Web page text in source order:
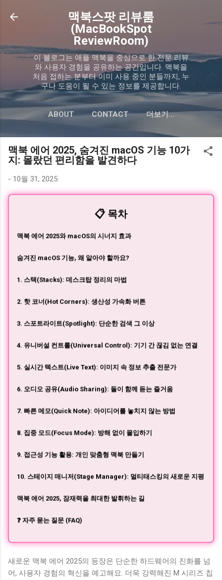
기본 콘텐츠로 건너뛰기
맥북스팟 리뷰룸
(MacBookSpot
ReviewRoom)
이 블로그는 애플 맥북을 중심으로 한 전문 리뷰
와 사용자 경험을 공유하는 공간입니다. 맥북을
처음 접하는 분부터 이미 사용 중인 분들까지, 누
구나 도움이 될 수 있는 정보를 제공합니다.
ABOUT CONTACT 더보기…
PRIVACY POLICY
맥북 에어 2025, 숨겨진 macOS 기능 10가
지: 몰랐던 편리함을 발견하다
- 10월 31, 2025
📋 목차
맥북 에어 2025와 macOS의 시너지 효과
숨겨진 macOS 기능, 왜 알아야 할까요?
1. 스택(Stacks): 데스크탑 정리의 마법
2. 핫 코너(Hot Corners): 생산성 가속화 버튼
3. 스포트라이트(Spotlight): 단순한 검색 그 이상
4. 유니버설 컨트롤(Universal Control): 기기 간 끊김 없는 연결
5. 실시간 텍스트(Live Text): 이미지 속 정보 추출 전문가
6. 오디오 공유(Audio Sharing): 둘이 함께 듣는 즐거움
7. 빠른 메모(Quick Note): 아이디어를 놓치지 않는 방법
8. 집중 모드(Focus Mode): 방해 없이 몰입하기
9. 접근성 기능 활용: 개인 맞춤형 맥북 만들기
10. 스테이지 매니저(Stage Manager): 멀티태스킹의 새로운 지평
맥북 에어 2025, 잠재력을 최대한 발휘하는 길
❓ 자주 묻는 질문 (FAQ)
새로운 맥북 에어 2025의 등장은 단순한 하드웨어의 진화를 넘
어, 사용자 경험의 혁신을 예고해요. 더욱 강력해진 M 시리즈 칩